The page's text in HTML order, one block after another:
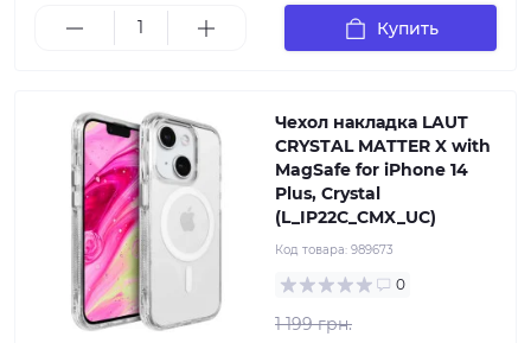
Купить
Чехол накладка LAUT
CRYSTAL MATTER X with
MagSafe for iPhone 14
Plus, Crystal
(L_IP22C_CMX_UC)
Код товара: 989673
0
1 199 грн.